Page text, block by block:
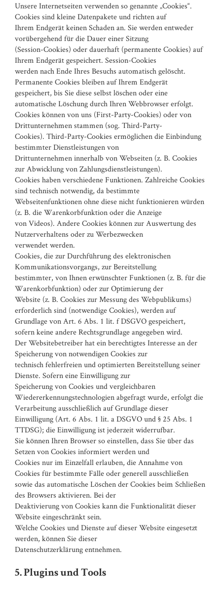
Unsere Internetseiten verwenden so genannte „Cookies“.
Cookies sind kleine Datenpakete und richten auf
Ihrem Endgerät keinen Schaden an. Sie werden entweder
vorübergehend für die Dauer einer Sitzung
(Session-Cookies) oder dauerhaft (permanente Cookies) auf
Ihrem Endgerät gespeichert. Session-Cookies
werden nach Ende Ihres Besuchs automatisch gelöscht.
Permanente Cookies bleiben auf Ihrem Endgerät
gespeichert, bis Sie diese selbst löschen oder eine
automatische Löschung durch Ihren Webbrowser erfolgt.
Cookies können von uns (First-Party-Cookies) oder von
Drittunternehmen stammen (sog. Third-Party-
Cookies). Third-Party-Cookies ermöglichen die Einbindung
bestimmter Dienstleistungen von
Drittunternehmen innerhalb von Webseiten (z. B. Cookies
zur Abwicklung von Zahlungsdienstleistungen).
Cookies haben verschiedene Funktionen. Zahlreiche Cookies
sind technisch notwendig, da bestimmte
Webseitenfunktionen ohne diese nicht funktionieren würden
(z. B. die Warenkorbfunktion oder die Anzeige
von Videos). Andere Cookies können zur Auswertung des
Nutzerverhaltens oder zu Werbezwecken
verwendet werden.
Cookies, die zur Durchführung des elektronischen
Kommunikationsvorgangs, zur Bereitstellung
bestimmter, von Ihnen erwünschter Funktionen (z. B. für die
Warenkorbfunktion) oder zur Optimierung der
Website (z. B. Cookies zur Messung des Webpublikums)
erforderlich sind (notwendige Cookies), werden auf
Grundlage von Art. 6 Abs. 1 lit. f DSGVO gespeichert,
sofern keine andere Rechtsgrundlage angegeben wird.
Der Websitebetreiber hat ein berechtigtes Interesse an der
Speicherung von notwendigen Cookies zur
technisch fehlerfreien und optimierten Bereitstellung seiner
Dienste. Sofern eine Einwilligung zur
Speicherung von Cookies und vergleichbaren
Wiedererkennungstechnologien abgefragt wurde, erfolgt die
Verarbeitung ausschließlich auf Grundlage dieser
Einwilligung (Art. 6 Abs. 1 lit. a DSGVO und § 25 Abs. 1
TTDSG); die Einwilligung ist jederzeit widerrufbar.
Sie können Ihren Browser so einstellen, dass Sie über das
Setzen von Cookies informiert werden und
Cookies nur im Einzelfall erlauben, die Annahme von
Cookies für bestimmte Fälle oder generell ausschließen
sowie das automatische Löschen der Cookies beim Schließen
des Browsers aktivieren. Bei der
Deaktivierung von Cookies kann die Funktionalität dieser
Website eingeschränkt sein.
Welche Cookies und Dienste auf dieser Website eingesetzt
werden, können Sie dieser
Datenschutzerklärung entnehmen.
5. Plugins und Tools